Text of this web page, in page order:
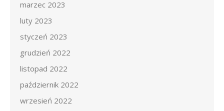
marzec 2023
luty 2023
styczeń 2023
grudzień 2022
listopad 2022
październik 2022
wrzesień 2022